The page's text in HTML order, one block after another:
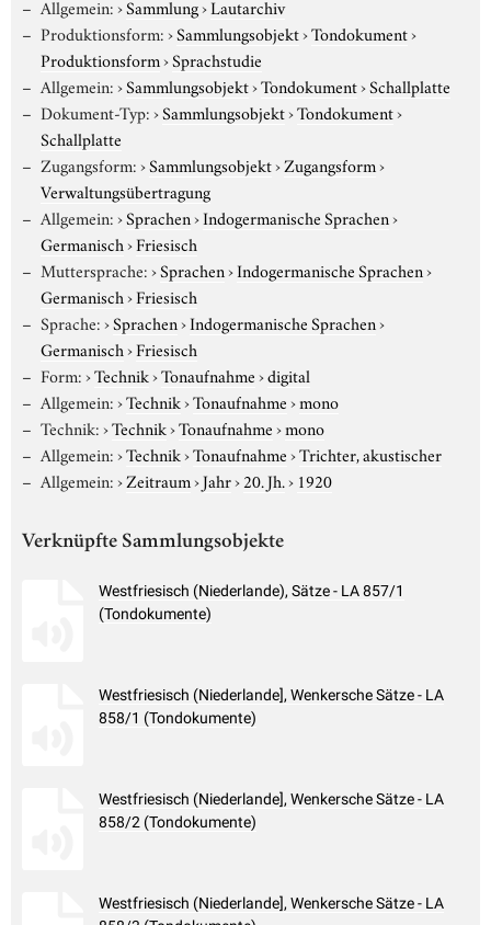
Allgemein:›Sammlung›Lautarchiv
Produktionsform:›Sammlungsobjekt›Tondokument›
Produktionsform›Sprachstudie
Allgemein:›Sammlungsobjekt›Tondokument›Schallplatte
Dokument-Typ:›Sammlungsobjekt›Tondokument›
Schallplatte
Zugangsform:›Sammlungsobjekt›Zugangsform›
Verwaltungsübertragung
Allgemein:›Sprachen›Indogermanische Sprachen›
Germanisch›Friesisch
Muttersprache:›Sprachen›Indogermanische Sprachen›
Germanisch›Friesisch
Sprache:›Sprachen›Indogermanische Sprachen›
Germanisch›Friesisch
Form:›Technik›Tonaufnahme›digital
Allgemein:›Technik›Tonaufnahme›mono
Technik:›Technik›Tonaufnahme›mono
Allgemein:›Technik›Tonaufnahme›Trichter, akustischer
Allgemein:›Zeitraum›Jahr›20. Jh.› 1920
Verknüpfte Sammlungsobjekte
Westfriesisch (Niederlande), Sätze - LA 857/1
(Tondokumente)
Westfriesisch (Niederlande], Wenkersche Sätze - LA
858/1 (Tondokumente)
Westfriesisch (Niederlande], Wenkersche Sätze - LA
858/2 (Tondokumente)
Westfriesisch (Niederlande], Wenkersche Sätze - LA